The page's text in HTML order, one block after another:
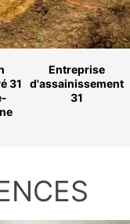
31
Entreprise
d'assainissement
31